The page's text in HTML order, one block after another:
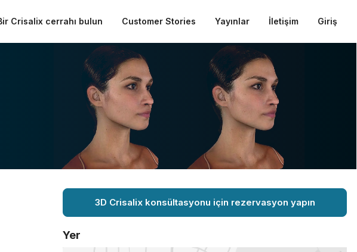
Crisalix cerrahı bulun Customer Stories Yayınlar İletişim Giriş
3D Crisalix konsültasyonu için rezervasyon yapın
Yer